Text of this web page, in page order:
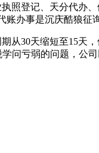
照登记、天分代办
办事是沉庆酷狼征
30天缩短至15天
亏弱的问题，公